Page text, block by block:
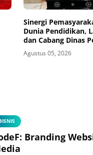
Sinergi
Dunia Pendidikan,
dan Cabang Dinas
Wilayah Madiun
Pendidikan Vokasi
Agustus 05, 2026
Branding